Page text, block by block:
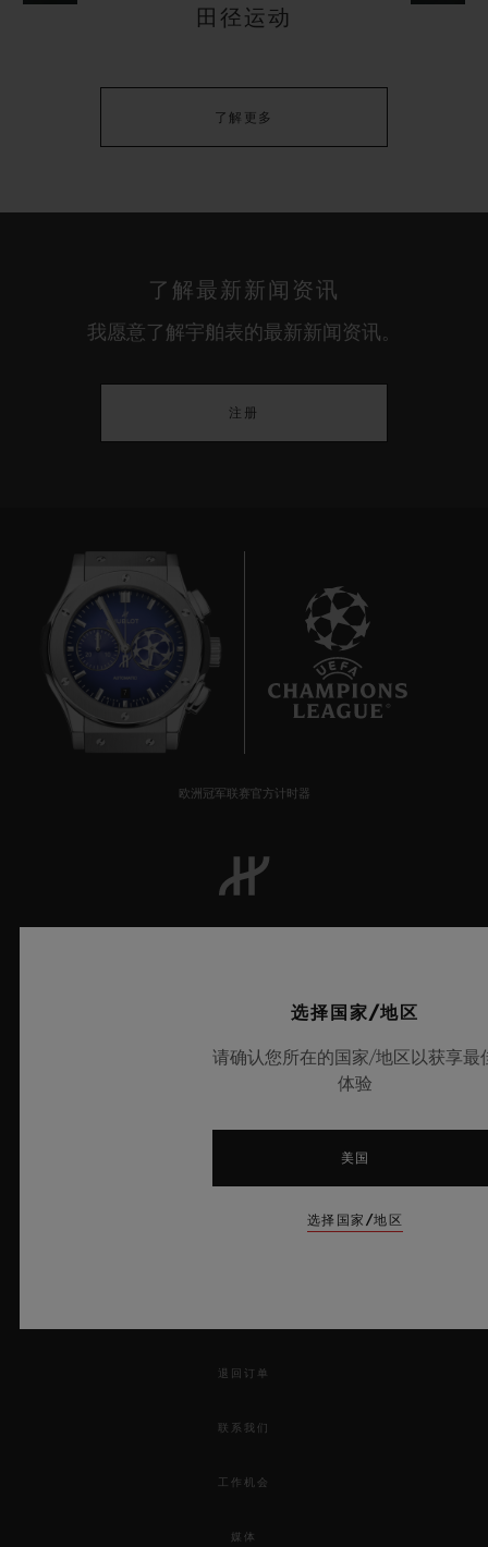
田径运动
了解更多
了解最新新闻资讯
我愿意了解宇舶表的最新新闻资讯。
注册
7
欧洲冠军联赛官方计时器
沪公网安备 31010602001870号
退回订单
联系我们
工作机会
媒体
选择国家/地区
请确认您所在的国家/地区以获享最
体验
美国
选择国家/地区